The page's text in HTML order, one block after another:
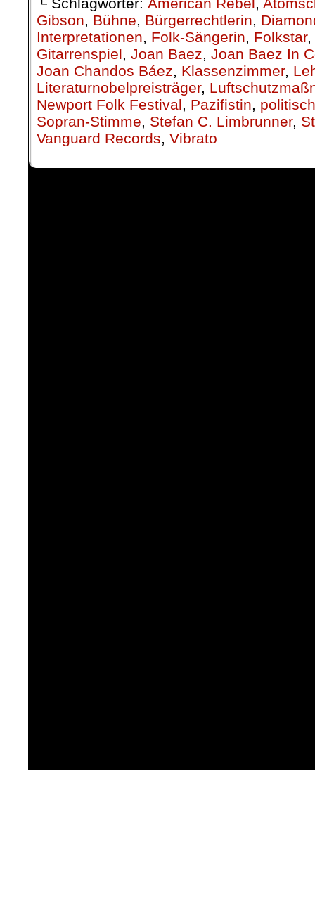
Gibson, Bühne, Bürgerrechtlerin,
Interpretationen, Folk-Sängerin, Folkstar,
Gitarrenspiel, Joan Baez, Joan Baez In
Joan Chandos Báez, Klassenzimmer,
Literaturnobelpreisträger,
Newport Folk Festival, Pazifistin,
Sopran-Stimme, Stefan C. Limbrunner,
Vanguard Records, Vibrato